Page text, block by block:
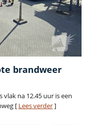
brandweer
na 12.45 uur is een
[ Lees verder]